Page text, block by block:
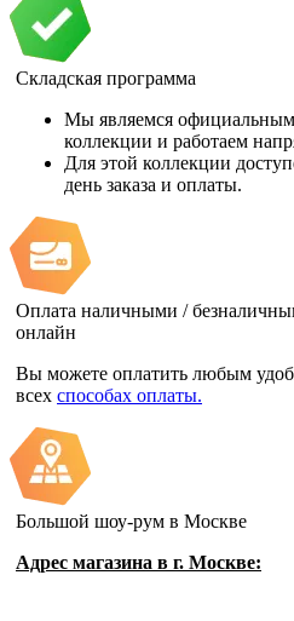
Складская программа
Мы являемся
коллекции и работаем
Для этой коллекции
день заказа и оплаты.
Оплата наличными /
онлайн
Вы можете оплатить любым
всех способах оплаты.
Большой шоу-рум в Москве
Адрес магазина в г. Москве: